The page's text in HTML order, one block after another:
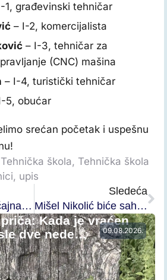
građevinski tehničar
– I-2, komercijalista
– I-3, tehničar za
(CNC) mašina
– I-4, turistički tehničar
5, obućar
srećan početak i uspešnu
Tehnička škola, Tehnička škola
, upis
Tragična saobraćajna nesreća u Knjaževcu: Poginuo Mišel Nikolić
Sledeća
Mišel Nikolić biće sahranjen danas na Istočnom groblju
09.08.2026.
Kada je vraćen
dve nede…